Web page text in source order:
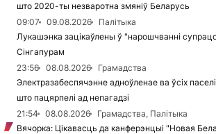
што 2020-ты незваротна змяніў Беларусь
09:07
09.08.2026
Палітыка
Лукашэнка зацікаўлены ў "нарошчванні
Сінгапурам
23:56
08.08.2026
Грамадства
Электразабеспячэнне адноўленае ва ўсіх
што пацярпелі ад непагадзі
21:54
08.08.2026
Грамадства, Палітыка
Вячорка: Цікавасць да канферэнцыі "Новая